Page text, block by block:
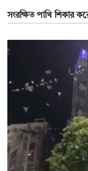
সংরক্ষিত পাখি শিকার